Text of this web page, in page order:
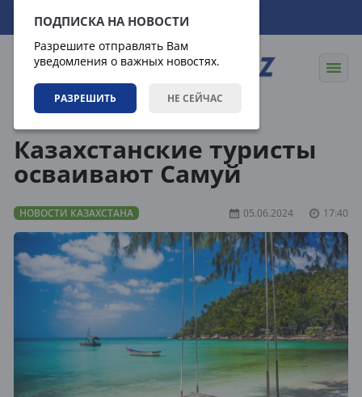
ПОДПИСКА НА НОВОСТИ
Разрешите отправлять Вам
уведомления о важных новостях.
РАЗРЕШИТЬ НЕ СЕЙЧАС
07.08.2026 10:55:18
Казахстанские туристы
осваивают Самуй
НОВОСТИ КАЗАХСТАНА 05.06.2024 17:40